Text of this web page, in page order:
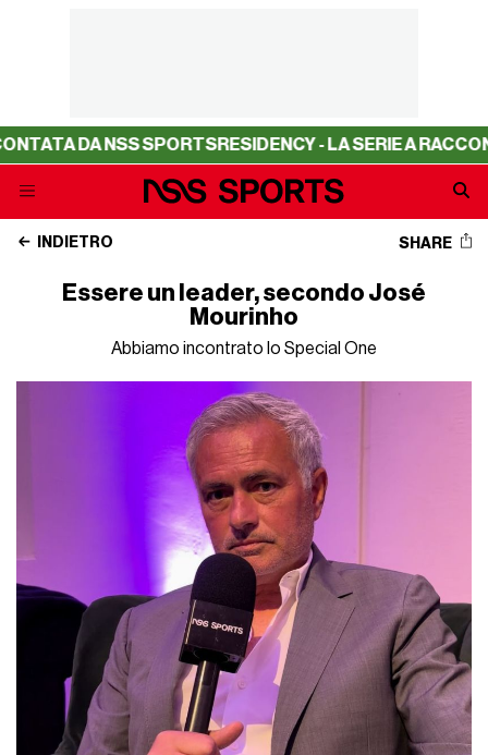
NSS SPORTSRESIDENCY - LA SERIE A RACCONTATA DA
INDIETRO SHARE
Essere un leader, secondo José
Mourinho
Abbiamo incontrato lo Special One